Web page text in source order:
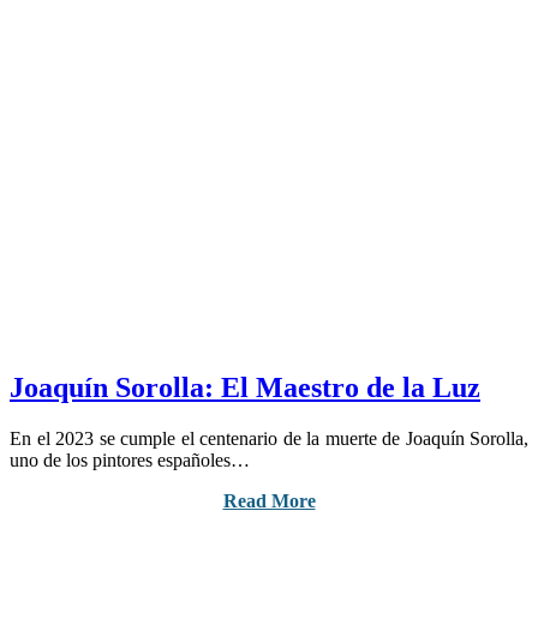
Joaquín Sorolla: El Maestro de la Luz
En el 2023 se cumple el centenario de la muerte de Joaquín Sorolla,
uno de los pintores españoles…
Read More